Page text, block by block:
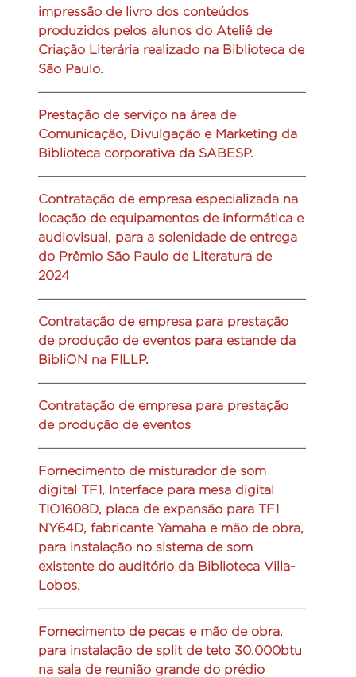
impressão de livro dos conteúdos
produzidos pelos alunos do Ateliê de
Criação Literária realizado na Biblioteca de
São Paulo.
Prestação de serviço na área de
Comunicação, Divulgação e Marketing da
Biblioteca corporativa da SABESP.
Contratação de empresa especializada na
locação de equipamentos de informática e
audiovisual, para a solenidade de entrega
do Prêmio São Paulo de Literatura de
2024
Contratação de empresa para prestação
de produção de eventos para estande da
BibliON na FILLP.
Contratação de empresa para prestação
de produção de eventos
Fornecimento de misturador de som
digital TF1, Interface para mesa digital
TIO1608D, placa de expansão para TF1
NY64D, fabricante Yamaha e mão de obra,
para instalação no sistema de som
existente do auditório da Biblioteca Villa-
Lobos.
Fornecimento de peças e mão de obra,
para instalação de split de teto 30.000btu
na sala de reunião grande do prédio